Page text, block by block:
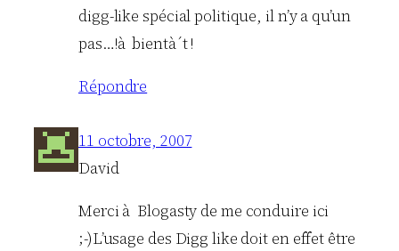
digg-like spécial politique, il n’y a qu’un
pas…!à bientà´t !
Répondre
11 octobre, 2007
David
Merci à Blogasty de me conduire ici
;-)L’usage des Digg like doit en effet être